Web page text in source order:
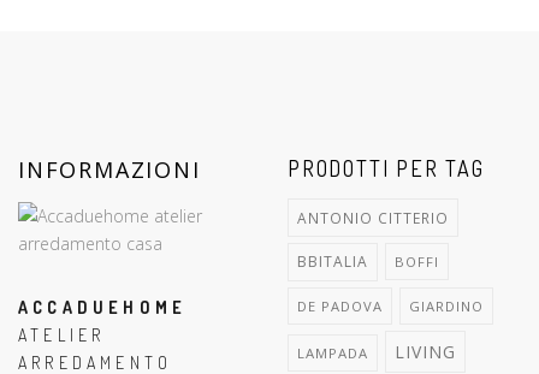
INFORMAZIONI
ACCADUEHOME
ATELIER
ARREDAMENTO
PRODOTTI PER TAG
ANTONIO CITTERIO
BBITALIA BOFFI
DE PADOVA GIARDINO
LAMPADA LIVING